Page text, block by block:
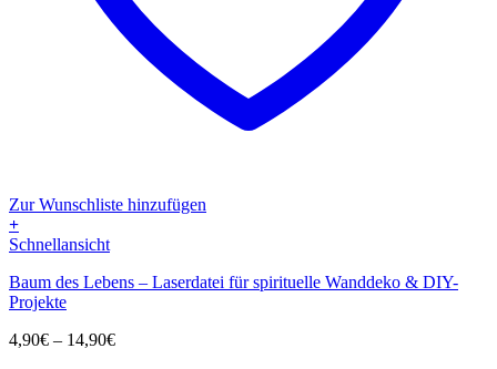
Zur Wunschliste hinzufügen
+
Dieses
weist
mehrere
auf.
Schnellansicht
Baum des Lebens – Laserdatei für spirituelle Wanddeko & DIY-
Projekte
4,90€ – 14,90€Preisspanne: